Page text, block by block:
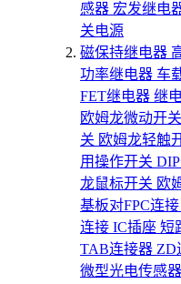
感器 宏发继电
关电源
磁保持继电器
功率继电器 车
FET继电器 继
欧姆龙微动开关
关 欧姆龙轻触
用操作开关
龙鼠标开关 欧
基板对FPC连接
连接 IC插座 短
TAB连接器 ZD
微型光电传感器